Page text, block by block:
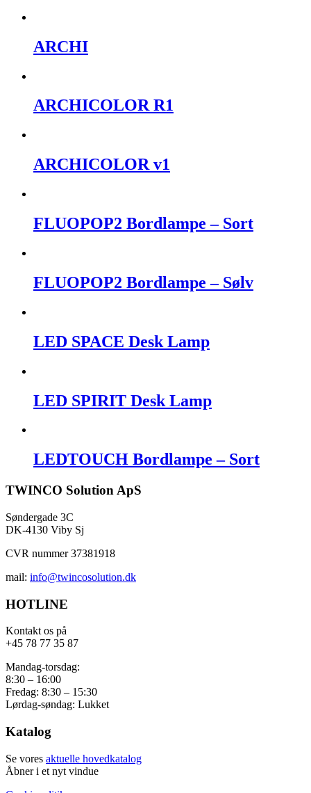
ARCHI
ARCHICOLOR R1
ARCHICOLOR v1
FLUOPOP2 Bordlampe – Sort
FLUOPOP2 Bordlampe – Sølv
LED SPACE Desk Lamp
LED SPIRIT Desk Lamp
LEDTOUCH Bordlampe – Sort
TWINCO Solution ApS
Søndergade 3C
DK-4130 Viby Sj
CVR nummer 37381918
mail: info@twincosolution.dk
HOTLINE
Kontakt os på
+45 78 77 35 87
Mandag-torsdag:
8:30 – 16:00
Fredag: 8:30 – 15:30
Lørdag-søndag: Lukket
Katalog
Se vores aktuelle hovedkatalog
Åbner i et nyt vindue